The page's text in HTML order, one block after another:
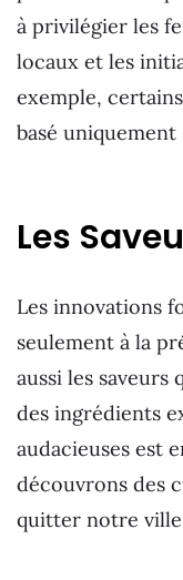
à privilégier les
locaux et les
exemple,
basé
Les
Les innovations
seulement à la
aussi les saveurs
des ingrédients
audacieuses est
découvrons des
quitter notre